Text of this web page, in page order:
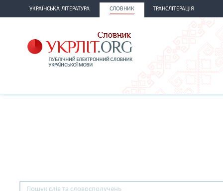
УКРАЇНСЬКА ЛІТЕРАТУРА СЛОВНИК ТРАНСЛІТЕРАЦІЯ